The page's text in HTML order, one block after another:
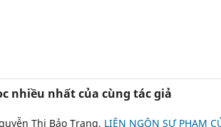
nhiều nhất của cùng tác giả
Thị Bảo Trang, LIÊN NGÔN SƯ PHẠM